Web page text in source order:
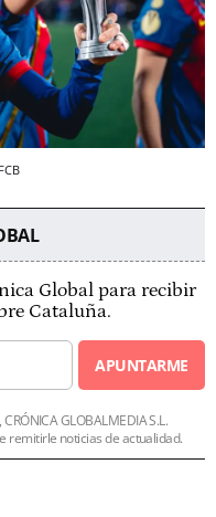
FCB
Global para recibir
Cataluña.
APUNTARME
GLOBALMEDIA S.L.
remitirle noticias de actualidad.